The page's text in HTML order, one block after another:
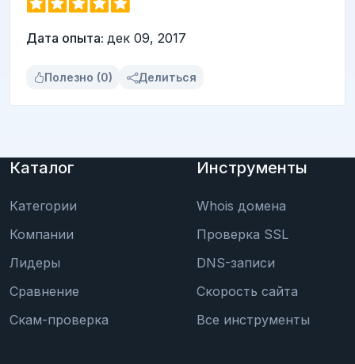
Дата опыта: дек 09, 2017
Полезно (0) Делиться
Каталог
Категории
Компании
Лидеры
Сравнение
Скам-проверка
Инструменты
Whois домена
Проверка SSL
DNS-записи
Скорость сайта
Все инструменты